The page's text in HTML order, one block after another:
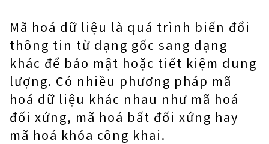
Mã hoá dữ liệu là quá trình biến đổi
thông tin từ dạng gốc sang dạng
khác để bảo mật hoặc tiết kiệm dung
lượng. Có nhiều phương pháp mã
hoá dữ liệu khác nhau như mã hoá
đối xứng, mã hoá bất đối xứng hay
mã hoá khóa công khai.